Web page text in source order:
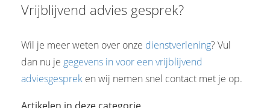
Vrijblijvend advies gesprek?
Wil je meer weten over onze dienstverlening? Vul
dan nu je gegevens in voor een vrijblijvend
adviesgesprek en wij nemen snel contact met je op.